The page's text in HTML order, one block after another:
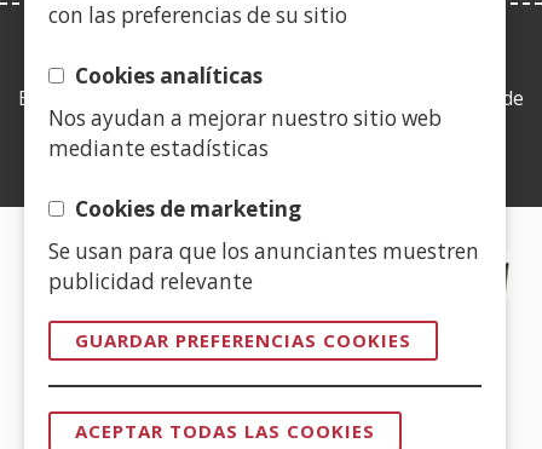
con las preferencias de su sitio
Cookies analíticas
Nos ayudan a mejorar nuestro sitio web
mediante estadísticas
Cookies de marketing
Se usan para que los anunciantes muestren
publicidad relevante
GUARDAR PREFERENCIAS COOKIES
ACEPTAR TODAS LAS COOKIES
Esta web se ajusta a lo establecido en la Ley 19/2013, de
9 de diciembre, de transparencia, acceso a la
información pública y buen gobierno.
CERTIFICADOS DE CALIDAD
(Abre
en
nueva
ventana)
en